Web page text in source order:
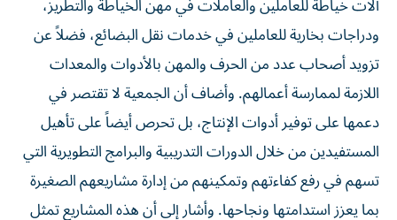
ودراجات بخارية للعاملين في خدمات نقل البضائع، فضلاً عن
تزويد أصحاب عدد من الحرف والمهن بالأدوات والمعدات
اللازمة لممارسة أعمالهم. وأضاف أن الجمعية لا تقتصر في
دعمها على توفير أدوات الإنتاج، بل تحرص أيضاً على تأهيل
المستفيدين من خلال الدورات التدريبية والبرامج التطويرية التي
تسهم في رفع كفاءتهم وتمكينهم من إدارة مشاريعهم الصغيرة
بما يعزز استدامتها ونجاحها. وأشار إلى أن هذه المشاريع تمثل